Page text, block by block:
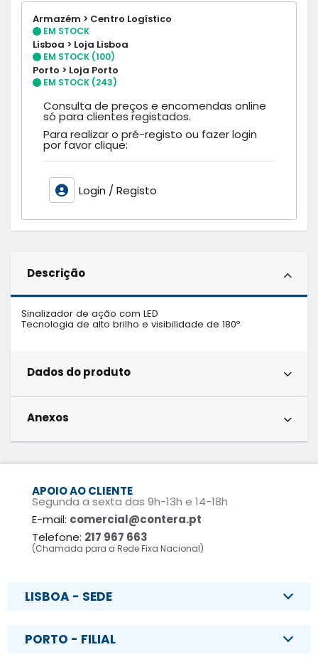
Armazém > Centro Logístico
EM STOCK
Lisboa > Loja Lisboa
EM STOCK (100)
Porto > Loja Porto
EM STOCK (243)
Consulta de preços e encomendas online
só para clientes registados.
Para realizar o pré-registo ou fazer login
por favor clique:
Login / Registo
Descrição
Sinalizador de ação com LED
Tecnologia de alto brilho e visibilidade de 180º
Dados do produto
Anexos
APOIO AO CLIENTE
Segunda a sexta das 9h-13h e 14-18h
E-mail: comercial@contera.pt
Telefone: 217 967 663
(Chamada para a Rede Fixa Nacional)
LISBOA - SEDE
PORTO - FILIAL